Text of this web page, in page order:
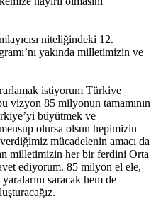
niteliğindeki 12.
yakında milletimizin ve
istiyorum Türkiye
vizyon 85 milyonun tamamının
büyütmek ve
olursa olsun hepimizin
mücadelenin amacı da
milletimizin her bir ferdini Orta
ediyorum. 85 milyon el ele,
saracak hem de